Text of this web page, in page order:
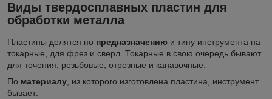
Виды твердосплавных пластин для
обработки металла
Пластины делятся по предназначению и типу инструмента на
токарные, для фрез и сверл. Токарные в свою очередь бывают
для точения, резьбовые, отрезные и канавочные.
По материалу , из которого изготовлена пластина, инструмент
бывает: